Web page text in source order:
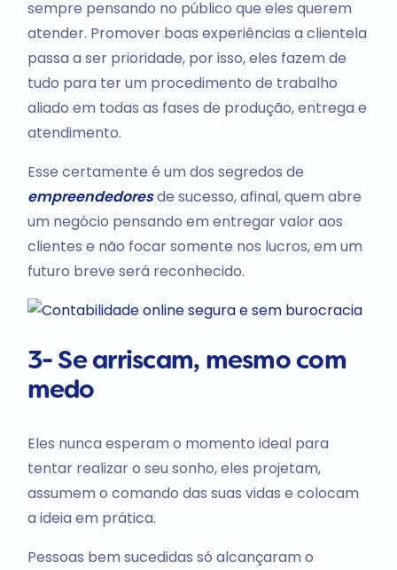
sempre pensando no público que eles querem
atender. Promover boas experiências a clientela
passa a ser prioridade, por isso, eles fazem de
tudo para ter um procedimento de trabalho
aliado em todas as fases de produção, entrega e
atendimento.
Esse certamente é um dos segredos de
empreendedoresde sucesso, afinal, quem abre
um negócio pensando em entregar valor aos
clientes e não focar somente nos lucros, em um
futuro breve será reconhecido.
3- Se arriscam, mesmo com
medo
Eles nunca esperam o momento ideal para
tentar realizar o seu sonho, eles projetam,
assumem o comando das suas vidas e colocam
a ideia em prática.
Pessoas bem sucedidas só alcançaram o